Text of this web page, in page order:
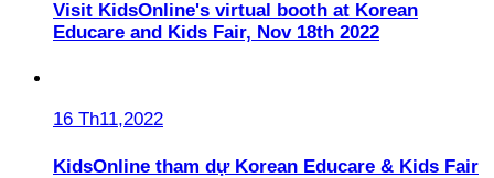
Visit KidsOnline's virtual booth at Korean
Educare and Kids Fair, Nov 18th 2022
16 Th11,2022
KidsOnline tham dự Korean Educare & Kids Fair